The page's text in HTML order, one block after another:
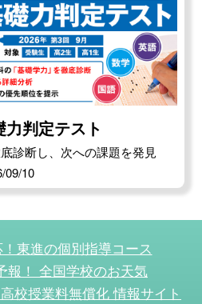
判定テスト
診断し、次への課題を発見
09/10
東進の個別指導コース
報！ 全国学校のお天気
校授業料無償化 情報サイト